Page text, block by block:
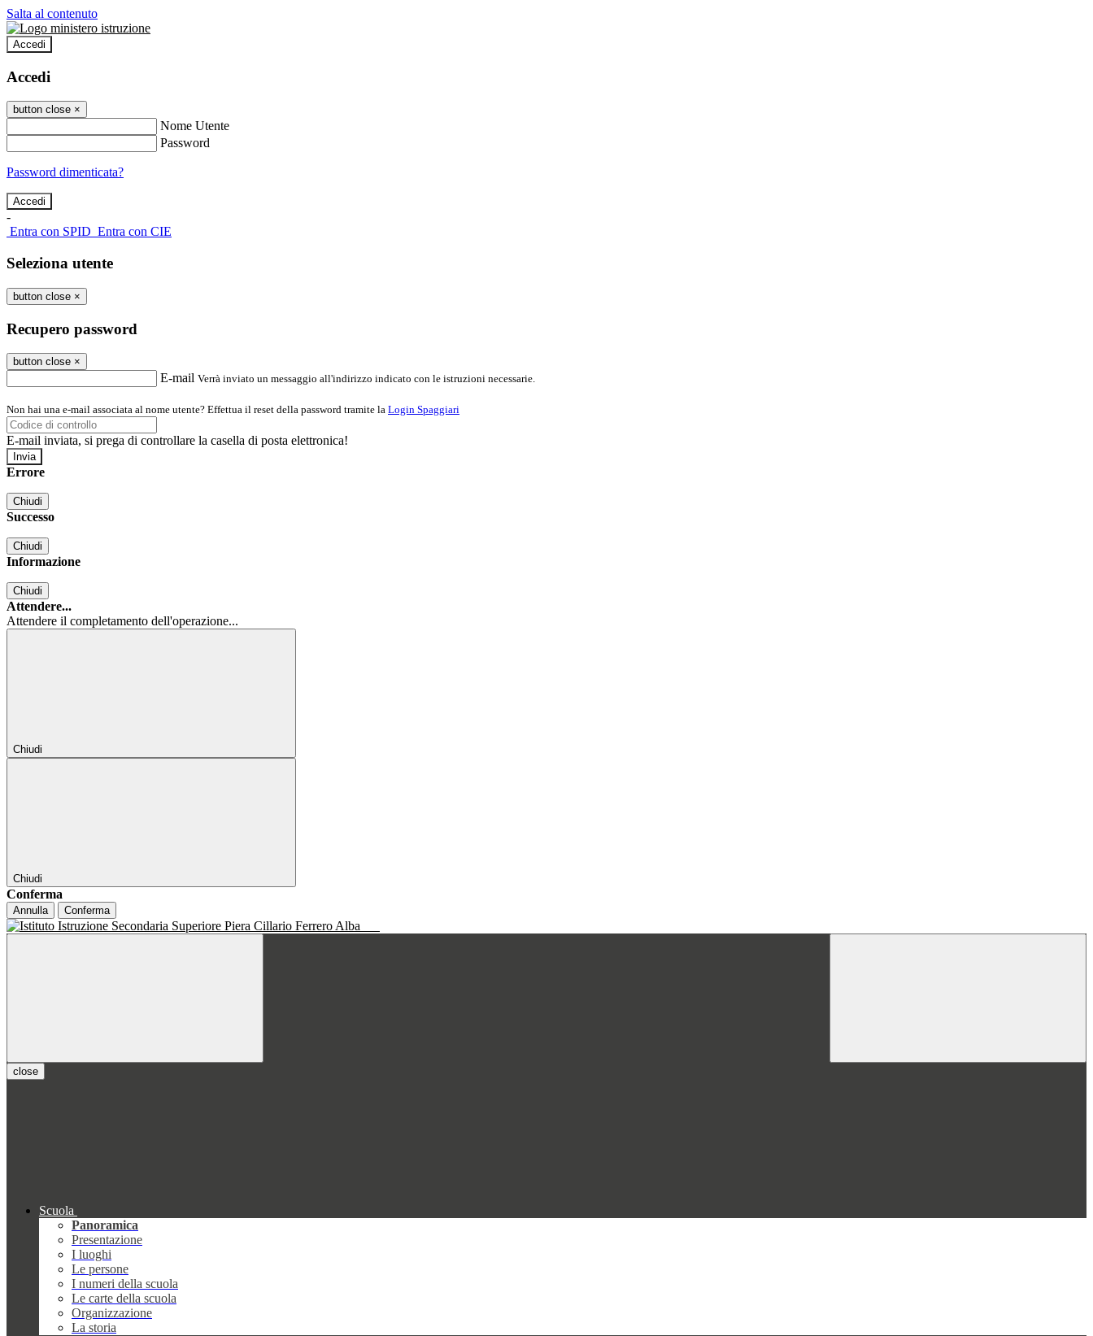
Salta al contenuto
Accedi
Accedi
button close ×
Nome Utente
Password
Password dimenticata?
-
Entra con SPID Entra con CIE
Seleziona utente
button close ×
Recupero password
button close ×
E-mail Verrà inviato un messaggio all'indirizzo indicato con le istruzioni necessarie.
Non hai una e-mail associata al nome utente? Effettua il reset della password tramite la Login Spaggiari
E-mail inviata, si prega di controllare la casella di posta elettronica!
Errore
Chiudi
Successo
Chiudi
Informazione
Chiudi
Attendere...
Attendere il completamento dell'operazione...
Chiudi
Chiudi
Conferma
Annulla Conferma
close
Scuola
Panoramica
Presentazione
I luoghi
Le persone
I numeri della scuola
Le carte della scuola
Organizzazione
La storia